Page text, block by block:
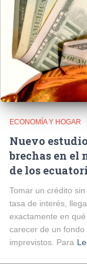
ECONOMÍA Y HOGAR
Nuevo
brechas en el
de los
Tomar un crédito
tasa de interés,
exactamente en
carecer de un
imprevistos. Para